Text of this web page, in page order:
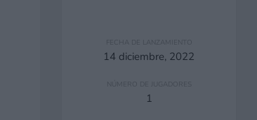
FECHA DE LANZAMIENTO
14 diciembre, 2022
NÚMERO DE JUGADORES
1